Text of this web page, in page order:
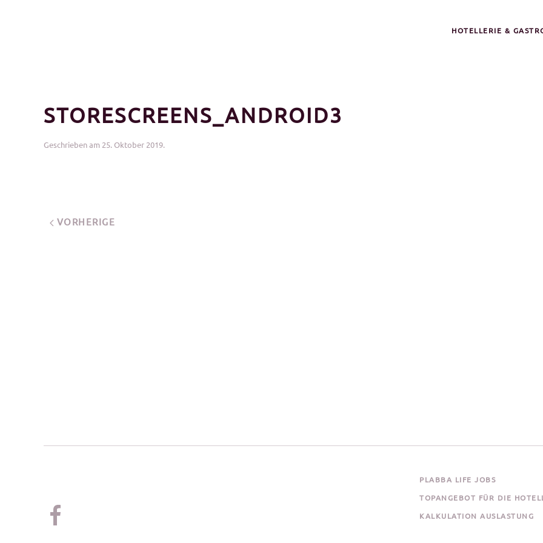
HOTELLERIE &
STORESCREENS_ANDROID3
Geschrieben am 25. Oktober 2019.
VORHERIGE
PLABBA LIFE JOBS
TOPANGEBOT FÜR DIE
KALKULATION AUSLASTUNG